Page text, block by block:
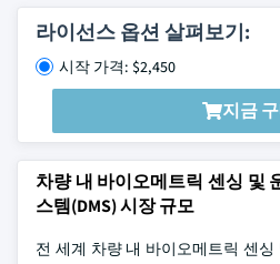
라이선스 옵션 살펴보기:
시작 가격: $2,450
지금
차량 내 바이오메트릭 센싱 및
스템(DMS) 시장 규모
전 세계 차량 내 바이오메트릭 센